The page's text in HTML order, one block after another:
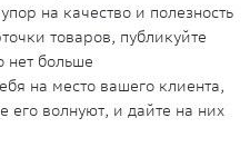
на качество и полезность
товаров, публикуйте
нет больше
на место вашего клиента,
его волнуют, и дайте на них